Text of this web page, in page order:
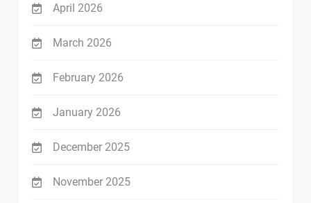
April 2026
March 2026
February 2026
January 2026
December 2025
November 2025